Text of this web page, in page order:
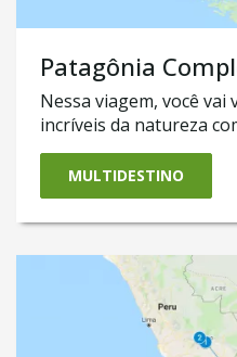
Patagônia
Nessa viagem, você vai
incríveis da natureza
Torres del Paine, e o
Moreno e Ushuaia, no
ter uma incrível
capital mundial do
MULTIDESTINO